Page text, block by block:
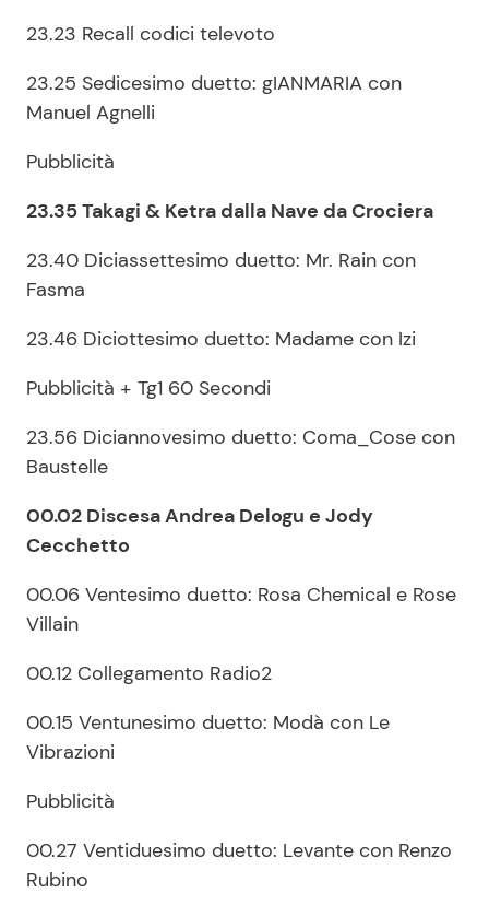
23.23 Recall codici televoto
23.25 Sedicesimo duetto: gIANMARIA con
Manuel Agnelli
Pubblicità
23.35 Takagi & Ketra dalla Nave da Crociera
23.40 Diciassettesimo duetto: Mr. Rain con
Fasma
23.46 Diciottesimo duetto: Madame con Izi
Pubblicità + Tg1 60 Secondi
23.56 Diciannovesimo duetto: Coma_Cose con
Baustelle
00.02 Discesa Andrea Delogu e Jody
Cecchetto
00.06 Ventesimo duetto: Rosa Chemical e Rose
Villain
00.12 Collegamento Radio2
00.15 Ventunesimo duetto: Modà con Le
Vibrazioni
Pubblicità
00.27 Ventiduesimo duetto: Levante con Renzo
Rubino